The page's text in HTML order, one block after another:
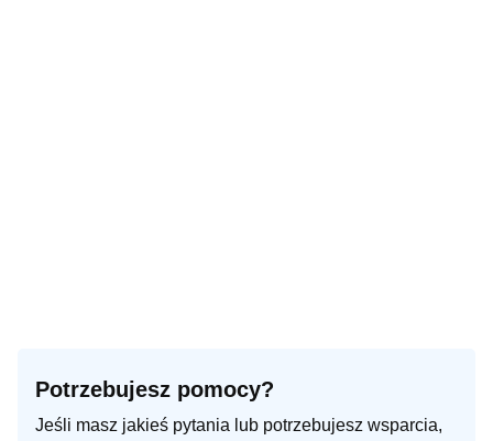
Potrzebujesz pomocy?
Jeśli masz jakieś pytania lub potrzebujesz wsparcia,